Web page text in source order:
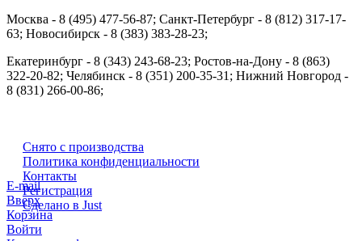
Москва - 8 (495) 477-56-87; Санкт-Петербург - 8 (812) 317-17-
63; Новосибирск - 8 (383) 383-28-23;
Екатеринбург - 8 (343) 243-68-23; Ростов-на-Дону - 8 (863)
322-20-82; Челябинск - 8 (351) 200-35-31; Нижний Новгород -
8 (831) 266-00-86;
Снято с производства
Политика конфиденциальности
Контакты
Регистрация
Сделано в Just
E-mail
Вверх
Корзина
Войти